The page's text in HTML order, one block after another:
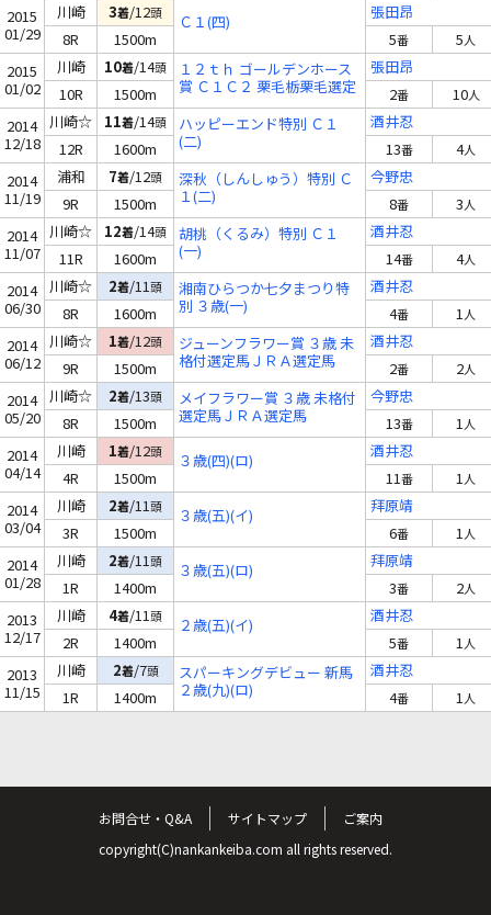
2015
01/29
川崎 3着/12頭 Ｃ１(四)
張田昂
8R
1500m 5番 5人
2015
01/02
川崎 10着/14頭
１２ｔｈ ゴールデンホース
賞 Ｃ１Ｃ２ 栗毛栃栗毛選定
馬
張田昂
10R
1500m 2番 10人
2014
12/18
川崎☆ 11着/14頭
ハッピーエンド特別 Ｃ１
(二)
酒井忍
12R
1600m 13番 4人
2014
11/19
浦和 7着/12頭
深秋（しんしゅう）特別 Ｃ
１(二)
今野忠
9R
1500m 8番 3人
2014
11/07
川崎☆ 12着/14頭
胡桃（くるみ）特別 Ｃ１
(一)
酒井忍
11R
1600m 14番 4人
2014
06/30
川崎☆ 2着/11頭
湘南ひらつか七夕まつり特
別 ３歳(一)
酒井忍
8R
1600m 4番 1人
2014
06/12
川崎☆ 1着/12頭
ジューンフラワー賞 ３歳 未
格付選定馬ＪＲＡ選定馬
酒井忍
9R
1500m 2番 2人
2014
05/20
川崎☆ 2着/13頭
メイフラワー賞 ３歳 未格付
選定馬ＪＲＡ選定馬
今野忠
8R
1500m 13番 1人
2014
04/14
川崎 1着/12頭 ３歳(四)(ロ)
酒井忍
4R
1500m 11番 1人
2014
03/04
川崎 2着/11頭 ３歳(五)(イ)
拜原靖
3R
1500m 6番 1人
2014
01/28
川崎 2着/11頭 ３歳(五)(ロ)
拜原靖
1R
1400m 3番 2人
2013
12/17
川崎 4着/11頭 ２歳(五)(イ)
酒井忍
2R
1400m 5番 1人
2013
11/15
川崎 2着/7頭
スパーキングデビュー 新馬
２歳(九)(ロ)
酒井忍
1R
1400m 4番 1人
お問合せ・Q&A サイトマップ
ご案内
copyright(C)nankankeiba.com all rights reserved.